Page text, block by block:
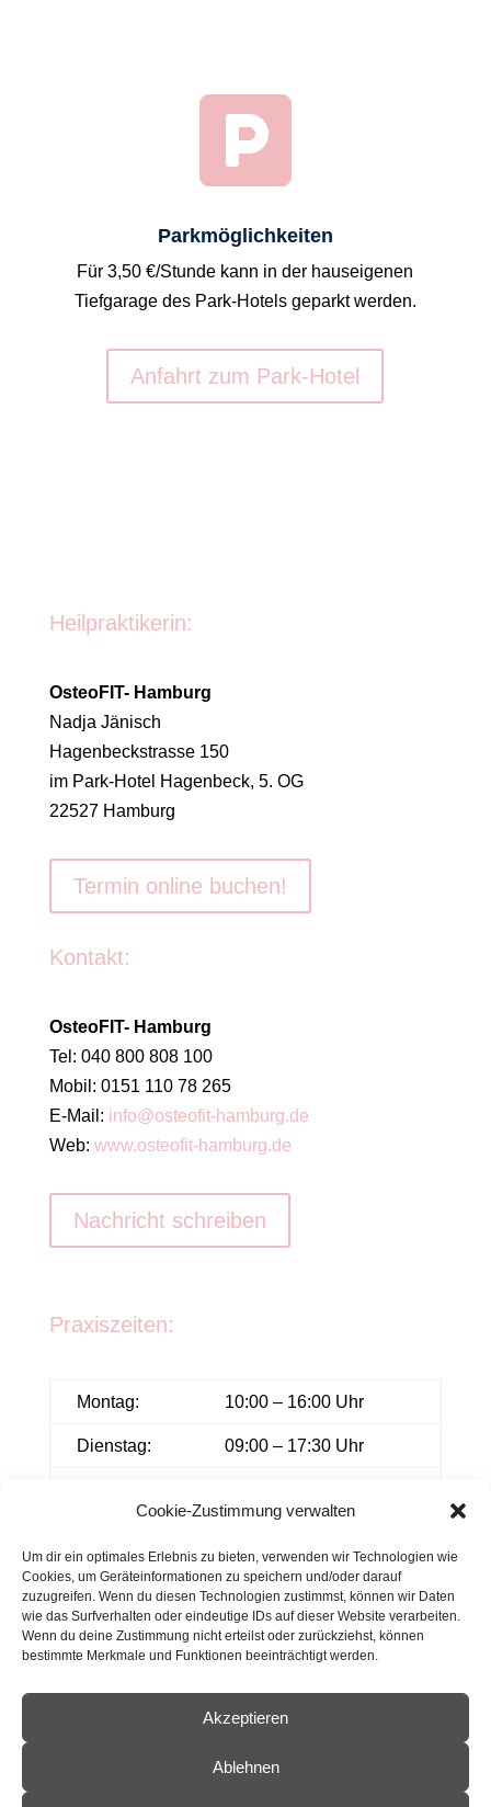
Cookie-Zustimmung verwalten
Um dir ein optimales Erlebnis zu bieten, verwenden wir Technologien wie
Cookies, um Geräteinformationen zu speichern und/oder darauf
zuzugreifen. Wenn du diesen Technologien zustimmst, können wir Daten
wie das Surfverhalten oder eindeutige IDs auf dieser Website verarbeiten.
Wenn du deine Zustimmung nicht erteilst oder zurückziehst, können
bestimmte Merkmale und Funktionen beeinträchtigt werden.
Akzeptieren
Ablehnen

Parkmöglichkeiten
Für 3,50 €/Stunde kann in der hauseigenen
Tiefgarage des Park-Hotels geparkt werden.
Anfahrt zum Park-Hotel
Heilpraktikerin:
OsteoFIT- Hamburg
Nadja Jänisch
Hagenbeckstrasse 150
im Park-Hotel Hagenbeck, 5. OG
22527 Hamburg
Termin online buchen!
Kontakt:
OsteoFIT- Hamburg
Tel: 040 800 808 100
Mobil: 0151 110 78 265
E-Mail: info@osteofit-hamburg.de
Web: www.osteofit-hamburg.de
Nachricht schreiben
Praxiszeiten:
Montag: 10:00 – 16:00 Uhr
Dienstag: 09:00 – 17:30 Uhr
Freitag: 08:00 – 13:00 Uhr
Cookie-Richtlinie (EU)